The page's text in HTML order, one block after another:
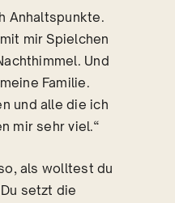
Anhaltspunkte.
mir Spielchen
Und
Familie.
und alle die ich
mir sehr viel.“
als wolltest du
setzt die